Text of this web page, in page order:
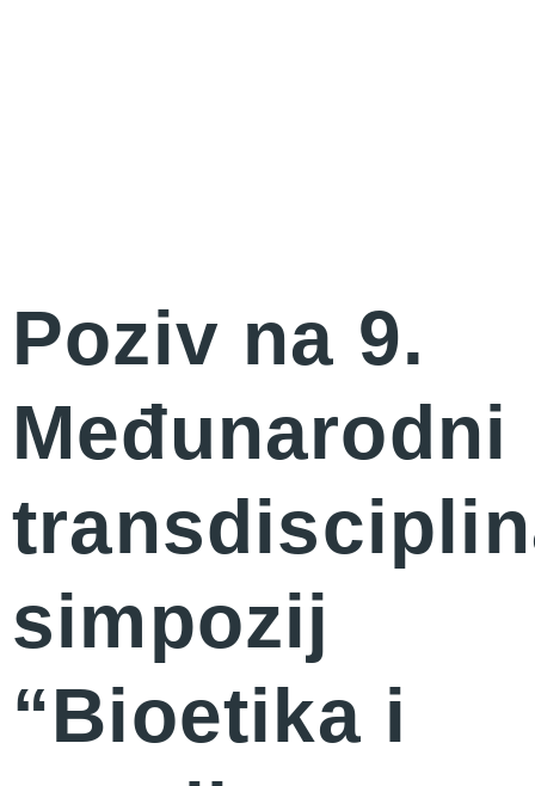
Poziv na 9.
Međunarodni
simpozij
“Bioetika i